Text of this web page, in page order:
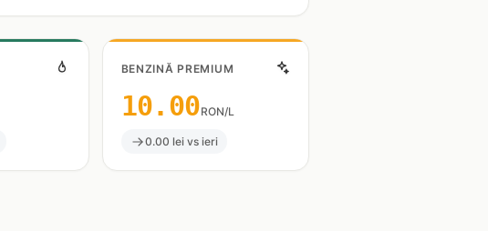
BENZINĂ PREMIUM
10.00RON/L
0.00 lei vs ieri